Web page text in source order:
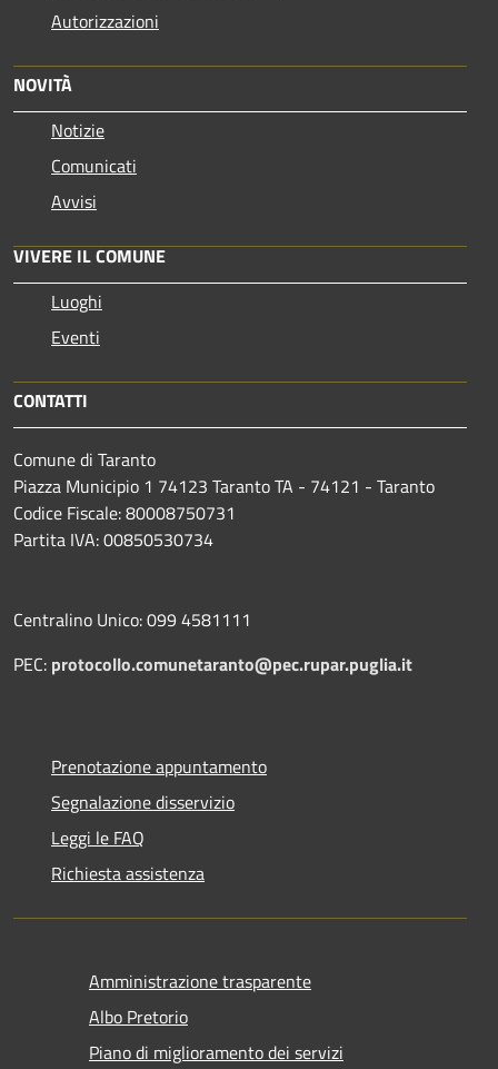
Autorizzazioni
NOVITÀ
Notizie
Comunicati
Avvisi
VIVERE IL COMUNE
Luoghi
Eventi
CONTATTI
Comune di Taranto
Piazza Municipio 1 74123 Taranto TA - 74121 - Taranto
Codice Fiscale: 80008750731
Partita IVA: 00850530734
Centralino Unico: 099 4581111
PEC: protocollo.comunetaranto@pec.rupar.puglia.it
Prenotazione appuntamento
Segnalazione disservizio
Leggi le FAQ
Richiesta assistenza
Amministrazione trasparente
Albo Pretorio
Piano di miglioramento dei servizi